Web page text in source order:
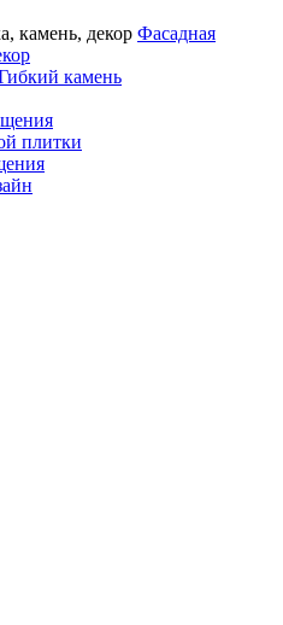
Фасадная
камень
плитки